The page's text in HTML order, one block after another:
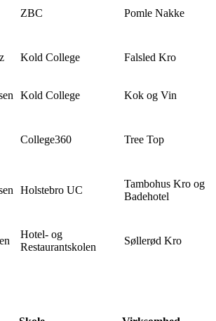
ZBC Pomle Nakke
Kold College Falsled Kro
Kold College Kok og Vin
College360 Tree Top
Holstebro UC
Tambohus Kro og
Badehotel
Hotel- og
Restaurantskolen
Søllerød Kro